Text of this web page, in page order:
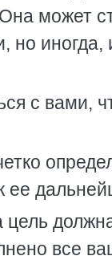
может
но
с вами,
ее
все